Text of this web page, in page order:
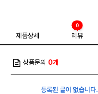
제품상세 리뷰
0
상품문의 0개
등록된 글이 없습니다.